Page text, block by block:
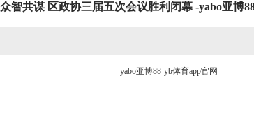
众智共谋 区政协三届五次会议胜利闭幕 -yabo亚博
yabo亚博88-yb体育app官网